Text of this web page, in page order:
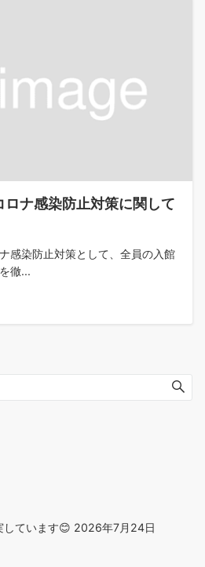
ナ感染防止対策に関して
感染防止対策として、全員の入館
徹...
ています😊 2026年7月24日